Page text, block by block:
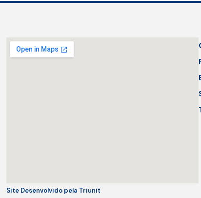
Site Desenvolvido pela Triunit